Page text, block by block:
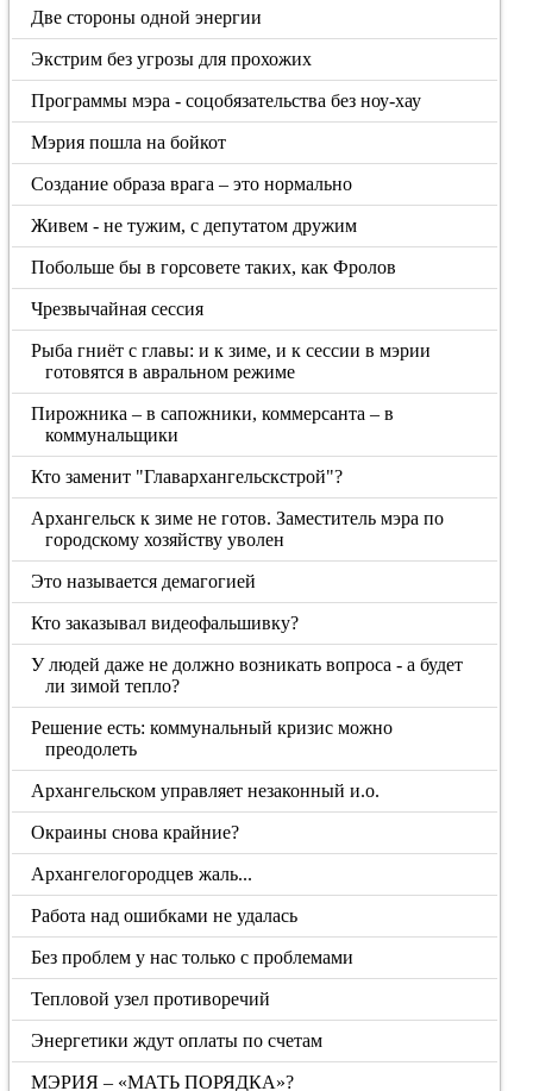
Две стороны одной энергии
Экстрим без угрозы для прохожих
Программы мэра - соцобязательства без ноу-хау
Мэрия пошла на бойкот
Создание образа врага – это нормально
Живем - не тужим, с депутатом дружим
Побольше бы в горсовете таких, как Фролов
Чрезвычайная сессия
Рыба гниёт с главы: и к зиме, и к сессии в мэрии
готовятся в авральном режиме
Пирожника – в сапожники, коммерсанта – в
коммунальщики
Кто заменит "Главархангельскстрой"?
Архангельск к зиме не готов. Заместитель мэра по
городскому хозяйству уволен
Это называется демагогией
Кто заказывал видеофальшивку?
У людей даже не должно возникать вопроса - а будет
ли зимой тепло?
Решение есть: коммунальный кризис можно
преодолеть
Архангельском управляет незаконный и.о.
Окраины снова крайние?
Архангелогородцев жаль...
Работа над ошибками не удалась
Без проблем у нас только с проблемами
Тепловой узел противоречий
Энергетики ждут оплаты по счетам
МЭРИЯ – «МАТЬ ПОРЯДКА»?